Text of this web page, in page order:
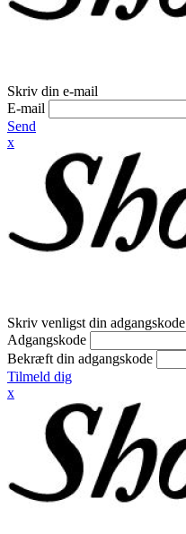
Skriv din e-mail
E-mail
Send
x
Skriv venligst din adgangskode
Adgangskode
Bekræft din adgangskode
Tilmeld dig
x